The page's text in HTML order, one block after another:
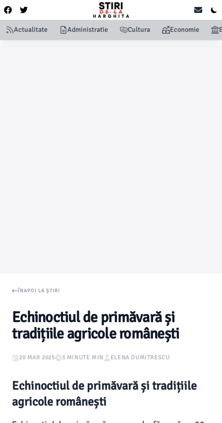
Actualitate Administratie Cultura Economie
ÎNAPOI LA ȘTIRI
Echinoctiul de primăvară și
tradițiile agricole românești
20 MAR 2025 3 MINUTE MIN ELENA DUMITRESCU
Echinoctiul de primăvară și tradițiile
agricole românești